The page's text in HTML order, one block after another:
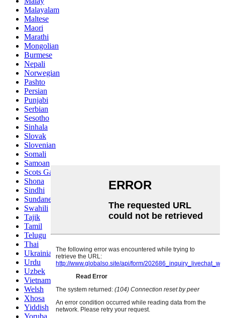
Malayalam
Maltese
Maori
Marathi
Mongolian
Burmese
Nepali
Norwegian
Pashto
Persian
Punjabi
Serbian
Sesotho
Sinhala
Slovak
Slovenian
Somali
Samoan
Scots Gaelic
Shona
Sindhi
Sundanese
Swahili
Tajik
Tamil
Telugu
Thai
Ukrainian
Urdu
Uzbek
Vietnamese
Welsh
Xhosa
Yiddish
Yoruba